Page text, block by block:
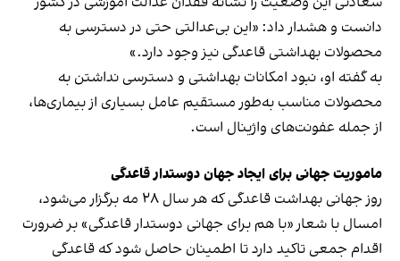
دانست و هشدار داد: «این بی‌عدالتی حتی در دسترسی به
محصولات بهداشتی قاعدگی نیز وجود دارد.»
به گفته او، نبود امکانات بهداشتی و دسترسی نداشتن به
محصولات مناسب به‌طور مستقیم عامل بسیاری از بیماری‌ها،
از جمله عفونت‌های واژینال است.
ماموریت جهانی برای ایجاد جهان دوستدار قاعدگی
روز جهانی بهداشت قاعدگی که هر سال ۲۸ مه برگزار می‌شود،
امسال با شعار «با هم برای جهانی دوستدار قاعدگی» بر ضرورت
اقدام جمعی تاکید دارد تا اطمینان حاصل شود که قاعدگی